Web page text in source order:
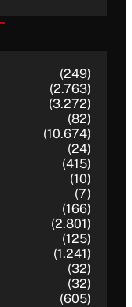
(249)
(2.763)
(3.272)
(82)
(10.674)
(24)
(415)
(10)
(7)
(166)
(2.801)
(125)
(1.241)
(32)
(32)
(605)